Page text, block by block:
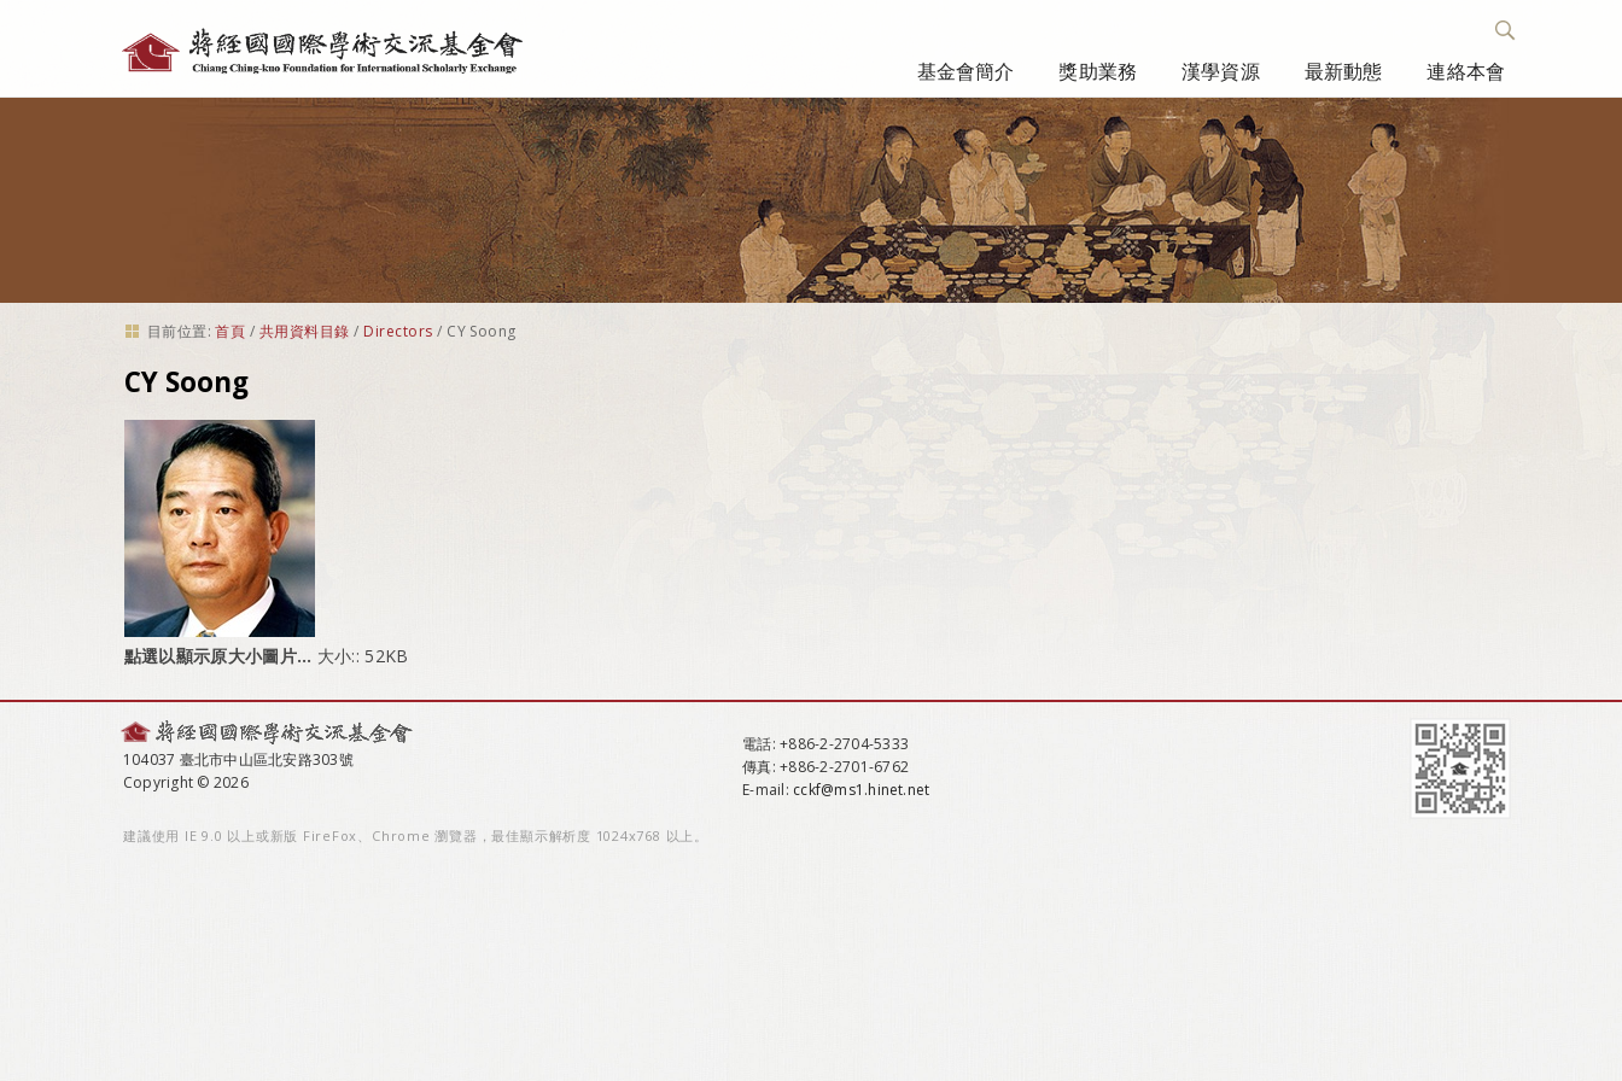
具
基金會簡介 獎助業務 漢學資源 最新動態 連絡本會
目前位置: 首頁 / 共用資料目錄 /Directors / CY Soong
CY Soong
點選以顯示原大小圖片… 大小:: 52KB
104037 臺北市中山區北安路303號
Copyright © 2026
電話: +886-2-2704-5333
傳真: +886-2-2701-6762
E-mail: cckf@ms1.hinet.net
建議使用 IE 9.0 以上或新版 FireFox、Chrome 瀏覽器，最佳顯示解析度 1024x768 以上。